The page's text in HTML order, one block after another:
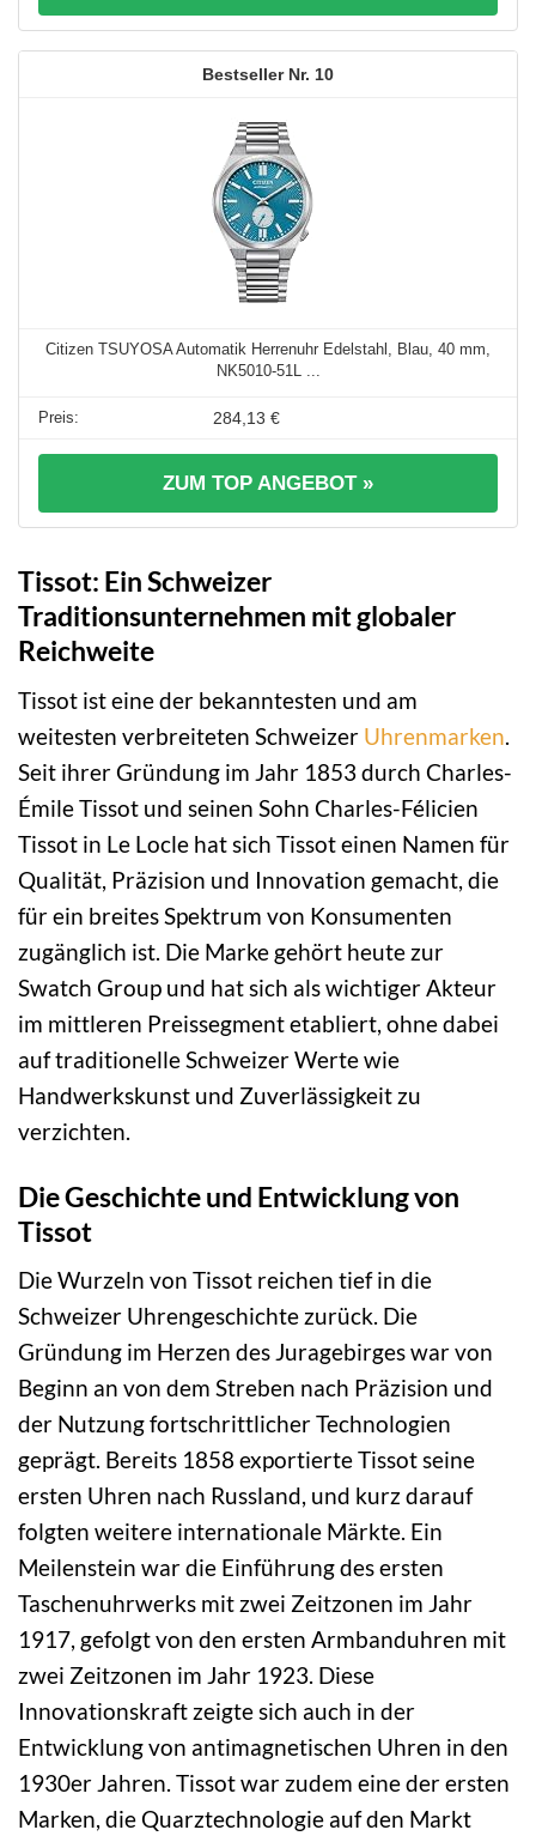
10
Citizen TSUYOSA Automatik Herrenuhr Edelstahl, Blau, 40 mm,
NK5010-51L ...
284,13 €
ZUM TOP ANGEBOT »
Tissot: Ein Schweizer
Traditionsunternehmen mit globaler
Reichweite
Tissot ist eine der bekanntesten und am
weitesten verbreiteten Schweizer Uhrenmarken
Seit ihrer Gründung im Jahr 1853 durch Charles-
Émile Tissot und seinen Sohn Charles-Félicien
Tissot in Le Locle hat sich Tissot einen Namen für
Qualität, Präzision und Innovation gemacht, die
für ein breites Spektrum von Konsumenten
zugänglich ist. Die Marke gehört heute zur
Swatch Group und hat sich als wichtiger Akteur
im mittleren Preissegment etabliert, ohne dabei
auf traditionelle Schweizer Werte wie
Handwerkskunst und Zuverlässigkeit zu
verzichten.
Die Geschichte und Entwicklung von
Tissot
Die Wurzeln von Tissot reichen tief in die
Schweizer Uhrengeschichte zurück. Die
Gründung im Herzen des Juragebirges war von
Beginn an von dem Streben nach Präzision und
der Nutzung fortschrittlicher Technologien
geprägt. Bereits 1858 exportierte Tissot seine
ersten Uhren nach Russland, und kurz darauf
folgten weitere internationale Märkte. Ein
Meilenstein war die Einführung des ersten
Taschenuhrwerks mit zwei Zeitzonen im Jahr
1917, gefolgt von den ersten Armbanduhren mit
zwei Zeitzonen im Jahr 1923. Diese
Innovationskraft zeigte sich auch in der
Entwicklung von antimagnetischen Uhren in den
1930er Jahren. Tissot war zudem eine der ersten
Marken, die Quarztechnologie auf den Markt